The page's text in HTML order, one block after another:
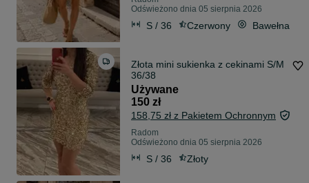
Odświeżono dnia 05 sierpnia 2026
S / 36 Czerwony Bawełna
Złota mini sukienka z cekinami S/M
36/38
Używane
150 zł
158,75 zł z Pakietem Ochronnym
Radom
Odświeżono dnia 05 sierpnia 2026
S / 36 Złoty